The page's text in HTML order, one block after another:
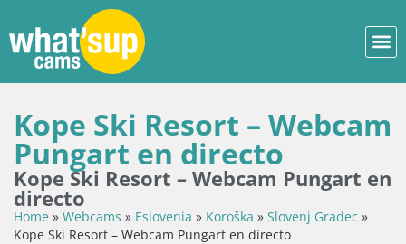
Kope Ski Resort – Webcam
Pungart en directo
Kope Ski Resort – Webcam Pungart en
directo
Home » Webcams » Eslovenia » Koroška » Slovenj Gradec »
Kope Ski Resort – Webcam Pungart en directo